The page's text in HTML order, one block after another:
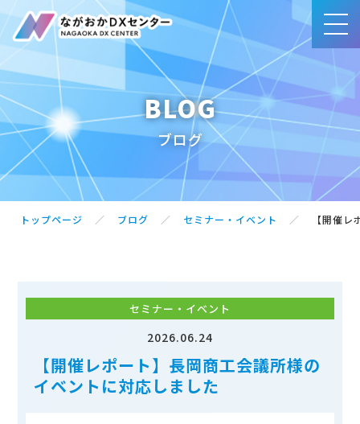
事業内容
賛同団体・サポート企業一覧
ブログ
BLOG
ブログ
トップページ ブログ セミナー・イベント 【開催
セミナー・イベント
2026.06.24
【開催レポート】長岡商工会議所様の
イベントに対応しました